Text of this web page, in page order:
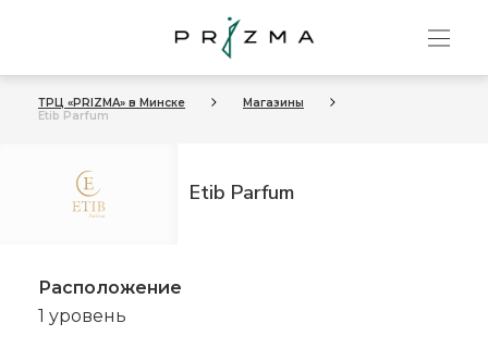
ТРЦ «PRIZMA» в Минске
Магазины
Etib Parfum
Etib Parfum
Расположение
1 уровень